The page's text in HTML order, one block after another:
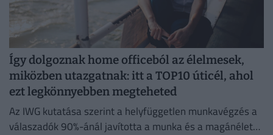
Így dolgoznak home officeból az élelmesek,
miközben utazgatnak: itt a TOP10 úticél, ahol
ezt legkönnyebben megteheted
Az IWG kutatása szerint a helyfüggetlen munkavégzés a
válaszadók 90%-ánál javította a munka és a magánélet